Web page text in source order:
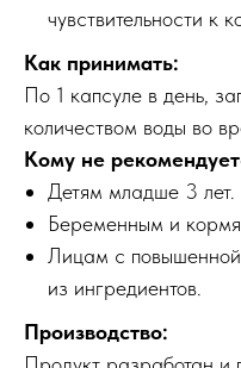
чувствительности к
Как принимать:
По 1 капсуле в день,
количеством воды во
Кому не
Детям младше 3 лет.
Беременным и
Лицам с повышенной
из ингредиентов.
Производство: